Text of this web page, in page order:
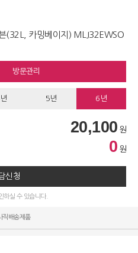
(32L, 카밍베이지) MLJ32EWSO
방문관리
5년 6년
20,100 원
0 원
신청
하실 수 있습니다.
직배송제품